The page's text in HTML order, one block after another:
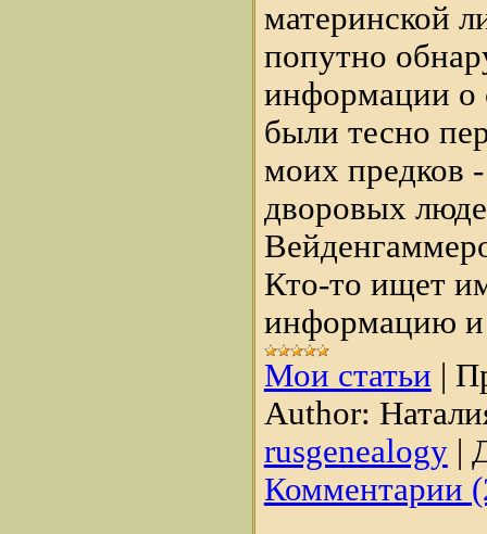
материнской
попутно
информации о
были тесно
моих предков
дворовых
Кто-то ищет
информацию и
Мои статьи
Author:
rusgenealogy|
Комментарии